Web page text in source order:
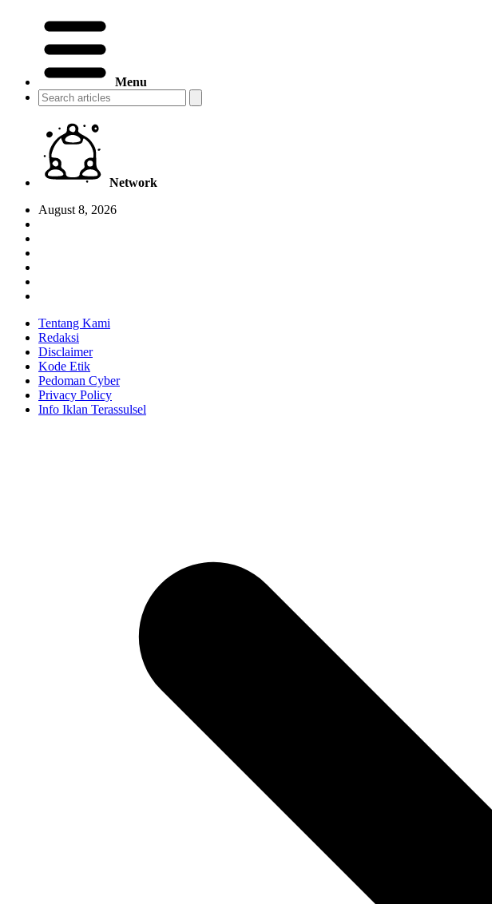
Menu
Network
August 8, 2026
Tentang Kami
Redaksi
Disclaimer
Kode Etik
Pedoman Cyber
Privacy Policy
Info Iklan Terassulsel